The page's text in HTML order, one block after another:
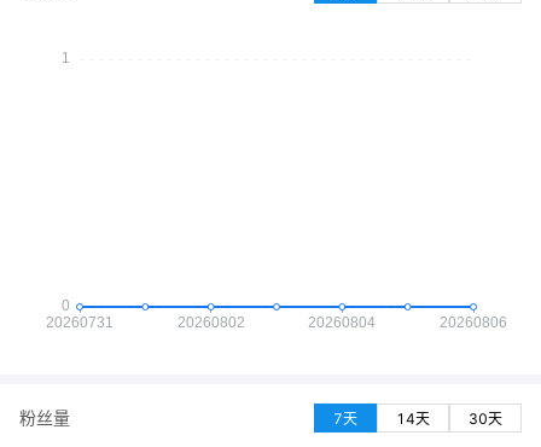
粉丝量 7天 14天 30天